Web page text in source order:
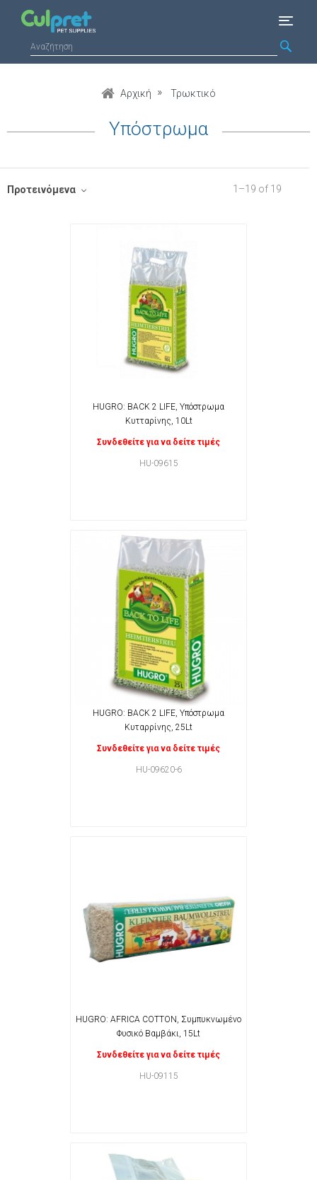
Αρχική Τρωκτικό
Υπόστρωμα
1 –19 of 19
Προτεινόμενα
HUGRO: BACK 2 LIFE, Υπόστρωμα
Κυτταρίνης, 10Lt
Συνδεθείτε για να δείτε τιμές
HU-09615
HUGRO: BACK 2 LIFE, Υπόστρωμα
Κυταρρίνης, 25Lt
Συνδεθείτε για να δείτε τιμές
HU-09620-6
HUGRO: AFRICA COTTON, Συμπυκνωμένο
Φυσικό Βαμβάκι, 15Lt
Συνδεθείτε για να δείτε τιμές
HU-09115